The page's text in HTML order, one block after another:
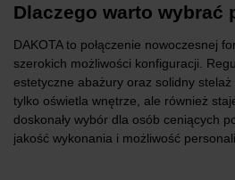
Dlaczego warto wybrać
DAKOTA to połączenie nowoczesnej
szerokich możliwości konfiguracji.
estetyczne abażury oraz solidny
tylko oświetla wnętrze, ale również
doskonały wybór dla osób ceniących
jakość wykonania i możliwość